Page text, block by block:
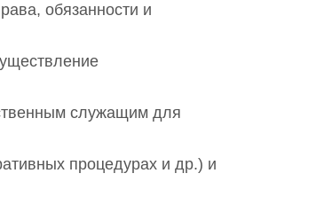
обязанности и
служащим для
процедурах и др.) и